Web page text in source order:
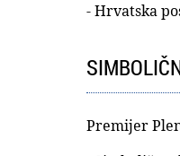
- Hrvatska
Premijer